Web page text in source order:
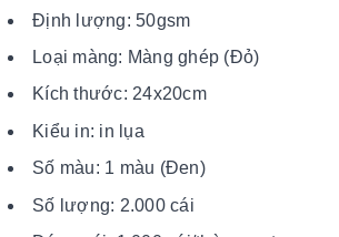
Định lượng: 50gsm
Loại màng: Màng ghép (Đỏ)
Kích thước: 24x20cm
Kiểu in: in lụa
Số màu: 1 màu (Đen)
Số lượng: 2.000 cái